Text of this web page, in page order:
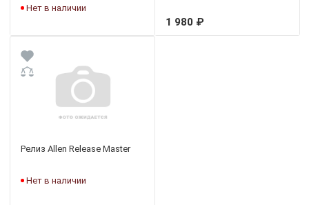
Нет в наличии
1 980 ₽
Релиз Allen Release Master
Нет в наличии